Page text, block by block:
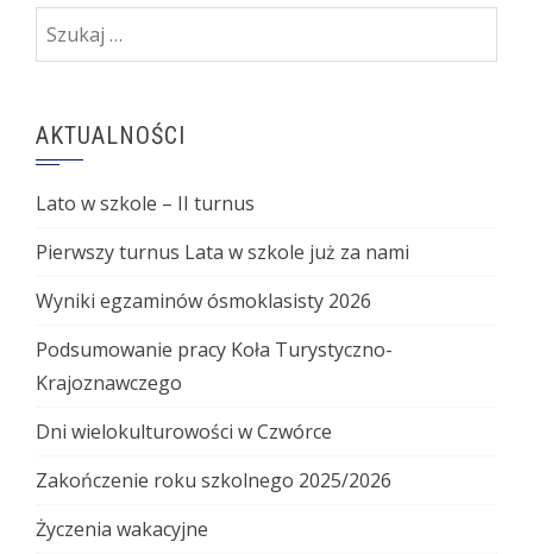
Szukaj:
AKTUALNOŚCI
Lato w szkole – II turnus
Pierwszy turnus Lata w szkole już za nami
Wyniki egzaminów ósmoklasisty 2026
Podsumowanie pracy Koła Turystyczno-
Krajoznawczego
Dni wielokulturowości w Czwórce
Zakończenie roku szkolnego 2025/2026
Życzenia wakacyjne